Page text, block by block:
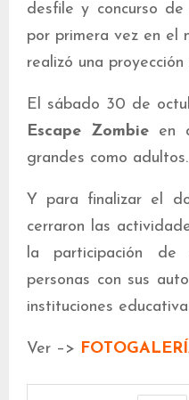
desfile y concurso
por primera vez en el
realizó una
El sábado 30 de
Escape Zombie en
grandes como adultos.
Y para finalizar el
cerraron las
la participación
personas con sus
instituciones
Ver –>